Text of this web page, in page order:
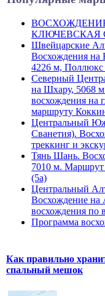
КЛЮЧЕВСКАЯ
Швейцарские
Восхождения на
4226 м, Поллюкс
Северный
на Шхару, 5068
восхождения на
маршруту
Центральный
Сванетия).
треккинг и
Тянь Шань.
7010 м. Маршрут
(5а)
Центральный
Восхождение
восхождения по
Программа
Как правильно
спальный мешок